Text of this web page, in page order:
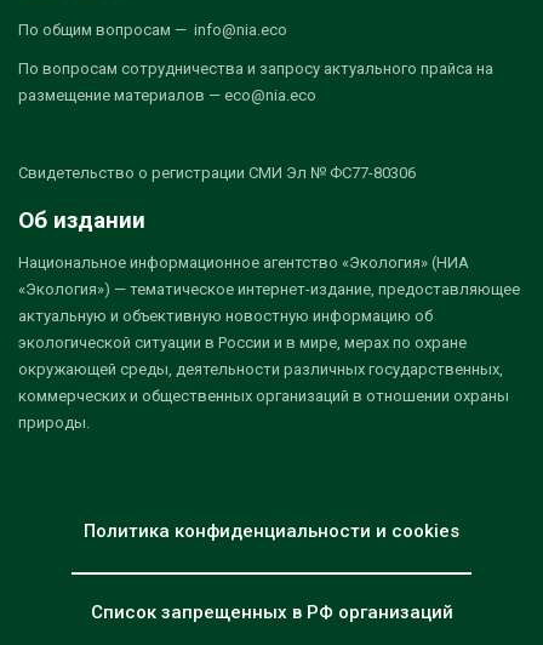
По общим вопросам — info@nia.eco
По вопросам сотрудничества и запросу актуального прайса на
размещение материалов — eco@nia.eco
Свидетельство о регистрации СМИ Эл № ФС77-80306
Об издании
Национальное информационное агентство «Экология» (НИА
«Экология») — тематическое интернет-издание, предоставляющее
актуальную и объективную новостную информацию об
экологической ситуации в России и в мире, мерах по охране
окружающей среды, деятельности различных государственных,
коммерческих и общественных организаций в отношении охраны
природы.
Политика конфиденциальности и cookies
Список запрещенных в РФ организаций